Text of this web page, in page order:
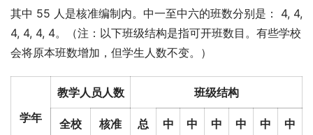
其中 55 人是核准编制内。中一至中六的班数分别是： 4, 4,
4, 4, 4, 4。（注：以下班级结构是指可开班数目。有些学校
会将原本班数增加，但学生人数不变。）
学年
教学人员人数 班级结构
全校
核准
总
中
中
中
中
中
中